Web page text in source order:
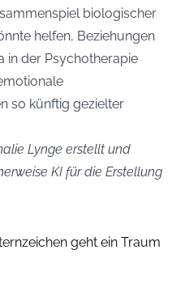
biologischer
helfen, Beziehungen
in der Psychotherapie
so künftig gezielter
Lynge erstellt und
KI für die Erstellung
geht ein Traum